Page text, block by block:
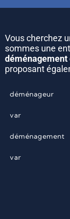
Vous cherchez
sommes une
déménagement
proposant
déménageur
var
déménagement
var